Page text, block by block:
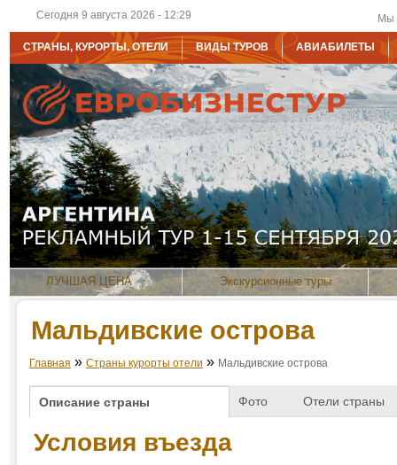
Сегодня 9 августа 2026 - 12:29 Мы
СТРАНЫ, КУРОРТЫ, ОТЕЛИ ВИДЫ ТУРОВ АВИАБИЛЕТЫ
ЛУЧШАЯ ЦЕНА Экскурсионные туры
Мальдивские острова
Главная » Страны курорты отели » Мальдивские острова
Описание страны Фото Отели страны
Условия въезда